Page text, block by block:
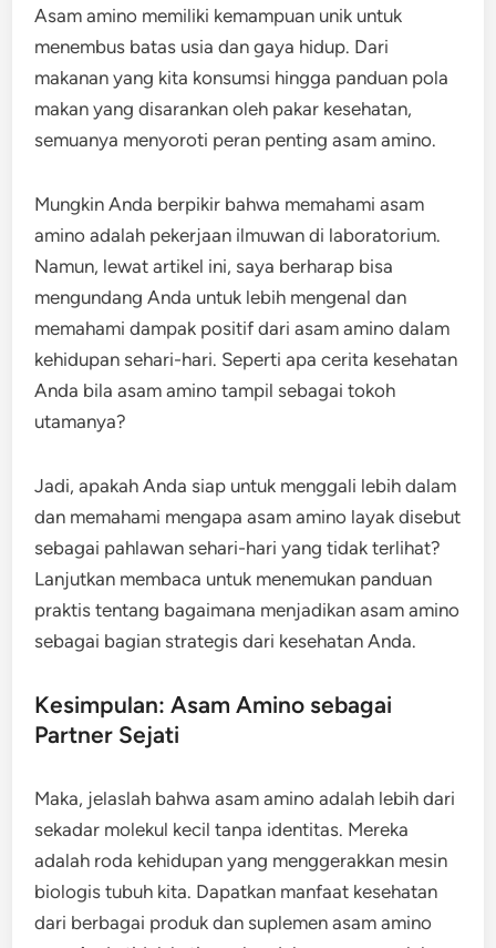
Asam amino memiliki kemampuan unik untuk
menembus batas usia dan gaya hidup. Dari
makanan yang kita konsumsi hingga panduan pola
makan yang disarankan oleh pakar kesehatan,
semuanya menyoroti peran penting asam amino.
Mungkin Anda berpikir bahwa memahami asam
amino adalah pekerjaan ilmuwan di laboratorium.
Namun, lewat artikel ini, saya berharap bisa
mengundang Anda untuk lebih mengenal dan
memahami dampak positif dari asam amino dalam
kehidupan sehari-hari. Seperti apa cerita kesehatan
Anda bila asam amino tampil sebagai tokoh
utamanya?
Jadi, apakah Anda siap untuk menggali lebih dalam
dan memahami mengapa asam amino layak disebut
sebagai pahlawan sehari-hari yang tidak terlihat?
Lanjutkan membaca untuk menemukan panduan
praktis tentang bagaimana menjadikan asam amino
sebagai bagian strategis dari kesehatan Anda.
Kesimpulan: Asam Amino sebagai
Partner Sejati
Maka, jelaslah bahwa asam amino adalah lebih dari
sekadar molekul kecil tanpa identitas. Mereka
adalah roda kehidupan yang menggerakkan mesin
biologis tubuh kita. Dapatkan manfaat kesehatan
dari berbagai produk dan suplemen asam amino